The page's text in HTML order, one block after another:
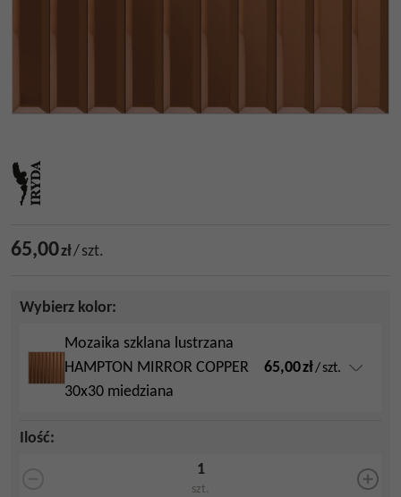
65,00zł/szt.
Wybierz kolor:
Mozaika szklana lustrzana
HAMPTON MIRROR COPPER
30x30 miedziana
65,00zł/szt.
Ilość:
szt.